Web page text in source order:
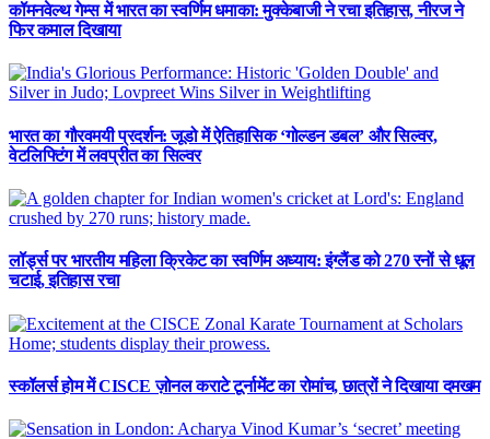
कॉमनवेल्थ गेम्स में भारत का स्वर्णिम धमाका: मुक्केबाजी ने रचा इतिहास, नीरज ने
फिर कमाल दिखाया
भारत का गौरवमयी प्रदर्शन: जूडो में ऐतिहासिक ‘गोल्डन डबल’ और सिल्वर,
वेटलिफ्टिंग में लवप्रीत का सिल्वर
लॉर्ड्स पर भारतीय महिला क्रिकेट का स्वर्णिम अध्याय: इंग्लैंड को 270 रनों से धूल
चटाई, इतिहास रचा
स्कॉलर्स होम में CISCE ज़ोनल कराटे टूर्नामेंट का रोमांच, छात्रों ने दिखाया दमखम